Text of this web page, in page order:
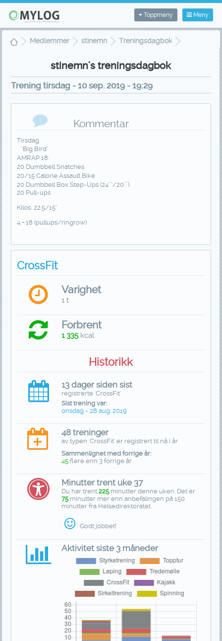
Meny
Toppmeny
Medlemmer stinemn
Treningsdagbok
stinemn's treningsdagbok
Trening tirsdag - 10 sep. 2019 - 19:29
Kommentar
Tirsdag
"Big Bird"
AMRAP 18:
20 Dumbbell Snatches
20/15 Calorie Assault Bike
20 Dumbbell Box Step-Ups (24""/20"")
20 Pull-ups
Kilos: 22.5/15"
4 + 18 (pullups/ringrow)
CrossFit
Varighet
1 t
Forbrent
1 335kcal
Historikk
13 dager siden sist
registrerte 'CrossFit'
Sist trening var:
onsdag - 28 aug. 2019
48 treninger
av typen 'CrossFit' er registrert til nå i år
Sammenlignet med forrige år:
45 flere enn 3 forrige år
Minutter trent uke 37
Du har trent225minutter denne uken. Det er
75minutter mer enn anbefalingen på 150
minutter fra Helsedirektoratet.
Godt jobbet!
Aktivitet siste 3 måneder